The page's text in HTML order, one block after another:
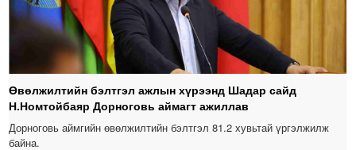
Өвөлжилтийн бэлтгэл ажлын хүрээнд Шадар сайд
Н.Номтойбаяр Дорноговь аймагт ажиллав
Дорноговь аймгийн өвөлжилтийн бэлтгэл 81.2 хувьтай үргэлжилж
байна.